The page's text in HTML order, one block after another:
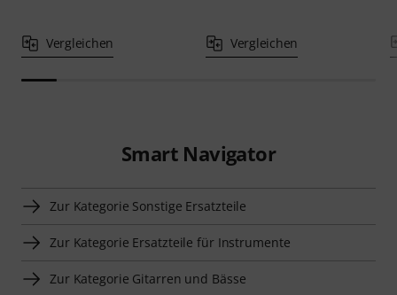
Vergleichen Vergleichen
Smart Navigator
Zur Kategorie Sonstige Ersatzteile
Zur Kategorie Ersatzteile für Instrumente
Zur Kategorie Gitarren und Bässe